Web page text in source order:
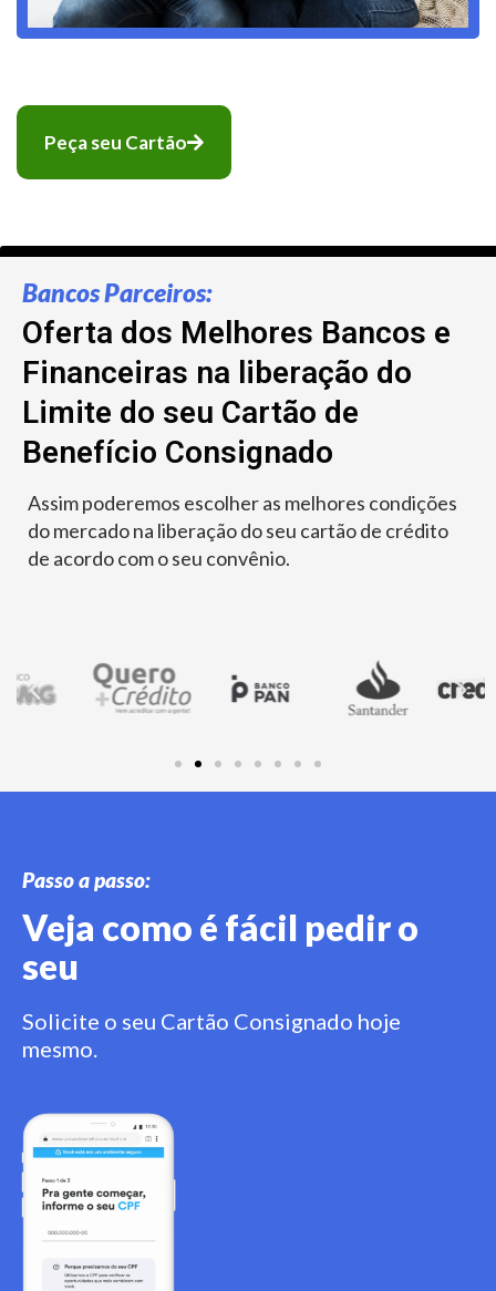
Peça seu Cartão
Bancos Parceiros:
Oferta dos Melhores Bancos e
Financeiras na liberação do
Limite do seu Cartão de
Benefício Consignado
Assim poderemos escolher as melhores condições
do mercado na liberação do seu cartão de crédito
de acordo com o seu convênio.
Passo a passo:
Veja como é fácil pedir o
seu
Solicite o seu Cartão Consignado hoje
mesmo.